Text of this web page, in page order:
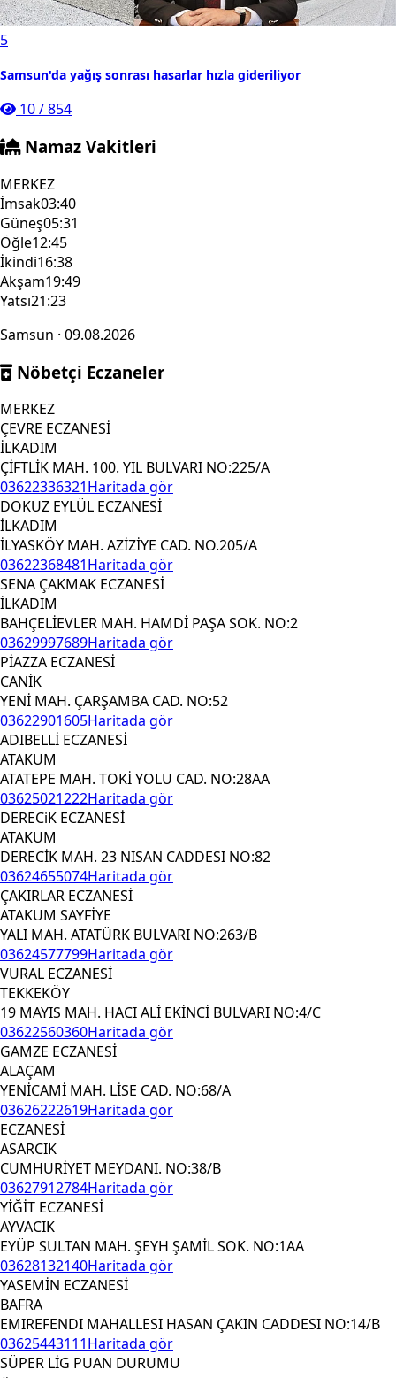
5
Samsun'da yağış sonrası hasarlar hızla gideriliyor
10/854
Namaz Vakitleri
MERKEZ
İmsak03:40
Güneş05:31
Öğle12:45
İkindi16:38
Akşam19:49
Yatsı21:23
Samsun · 09.08.2026
Nöbetçi Eczaneler
MERKEZ
ÇEVRE ECZANESİ
İLKADIM
ÇİFTLİK MAH. 100. YIL BULVARI NO:225/A
03622336321Haritada gör
DOKUZ EYLÜL ECZANESİ
İLKADIM
İLYASKÖY MAH. AZİZİYE CAD. NO.205/A
03622368481Haritada gör
SENA ÇAKMAK ECZANESİ
İLKADIM
BAHÇELİEVLER MAH. HAMDİ PAŞA SOK. NO:2
03629997689Haritada gör
PİAZZA ECZANESİ
CANİK
YENİ MAH. ÇARŞAMBA CAD. NO:52
03622901605Haritada gör
ADIBELLİ ECZANESİ
ATAKUM
ATATEPE MAH. TOKİ YOLU CAD. NO:28AA
03625021222Haritada gör
DERECiK ECZANESİ
ATAKUM
DERECİK MAH. 23 NISAN CADDESI NO:82
03624655074Haritada gör
ÇAKIRLAR ECZANESİ
ATAKUM SAYFİYE
YALI MAH. ATATÜRK BULVARI NO:263/B
03624577799Haritada gör
VURAL ECZANESİ
TEKKEKÖY
19 MAYIS MAH. HACI ALİ EKİNCİ BULVARI NO:4/C
03622560360Haritada gör
GAMZE ECZANESİ
ALAÇAM
YENİCAMİ MAH. LİSE CAD. NO:68/A
03626222619Haritada gör
ECZANESİ
ASARCIK
CUMHURİYET MEYDANI. NO:38/B
03627912784Haritada gör
YİĞİT ECZANESİ
AYVACIK
EYÜP SULTAN MAH. ŞEYH ŞAMİL SOK. NO:1AA
03628132140Haritada gör
YASEMİN ECZANESİ
BAFRA
EMIREFENDI MAHALLESI HASAN ÇAKIN CADDESI NO:14/B
03625443111Haritada gör
SÜPER LİG PUAN DURUMU